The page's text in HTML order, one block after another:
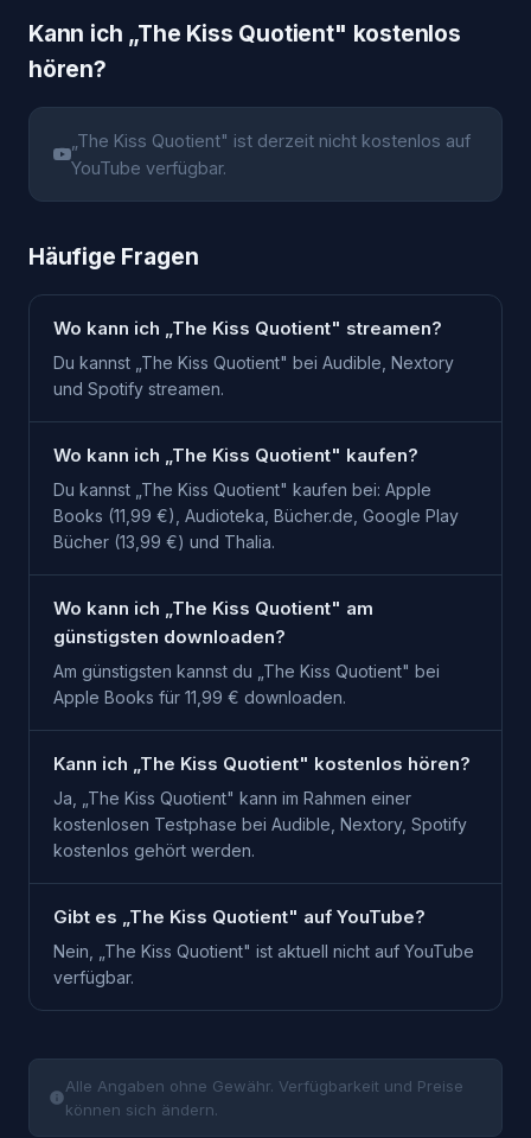
Kann ich „The Kiss Quotient" kostenlos
hören?
The Kiss Quotient" ist derzeit nicht kostenlos auf
YouTube verfügbar.
Häufige Fragen
Wo kann ich „The Kiss Quotient" streamen?
Du kannst „The Kiss Quotient" bei Audible, Nextory
und Spotify streamen.
Wo kann ich „The Kiss Quotient" kaufen?
Du kannst „The Kiss Quotient" kaufen bei: Apple
Books (11,99 €), Audioteka, Bücher.de, Google Play
Bücher (13,99 €) und Thalia.
Wo kann ich „The Kiss Quotient" am
günstigsten downloaden?
Am günstigsten kannst du „The Kiss Quotient" bei
Apple Books für 11,99 € downloaden.
Kann ich „The Kiss Quotient" kostenlos hören?
Ja, „The Kiss Quotient" kann im Rahmen einer
kostenlosen Testphase bei Audible, Nextory, Spotify
kostenlos gehört werden.
Gibt es „The Kiss Quotient" auf YouTube?
Nein, „The Kiss Quotient" ist aktuell nicht auf YouTube
verfügbar.
Alle Angaben ohne Gewähr. Verfügbarkeit und Preise
können sich ändern.